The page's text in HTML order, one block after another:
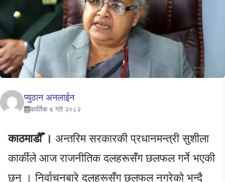
प्युठान अनलाईन
कार्तिक ४ गते २०८२
काठमाडौँ । अन्तरिम सरकारकी प्रधानमन्त्री सुशीला
कार्कीले आज राजनीतिक दलहरूसँग छलफल गर्ने भएकी
छन् । निर्वाचनबारे दलहरूसँग छलफल नगरेको भन्दै